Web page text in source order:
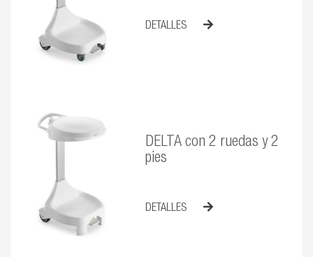
DETALLES
DELTA con 2 ruedas y 2
pies
DETALLES